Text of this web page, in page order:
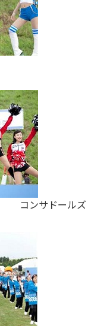
コンサドールズ